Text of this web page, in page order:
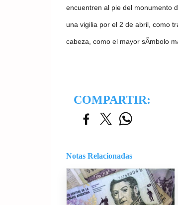
encuentren al pie del monumento
una vigilia por el 2 de abril, como
cabeza, como el mayor sÃ­mbolo
COMPARTIR:
Notas Relacionadas